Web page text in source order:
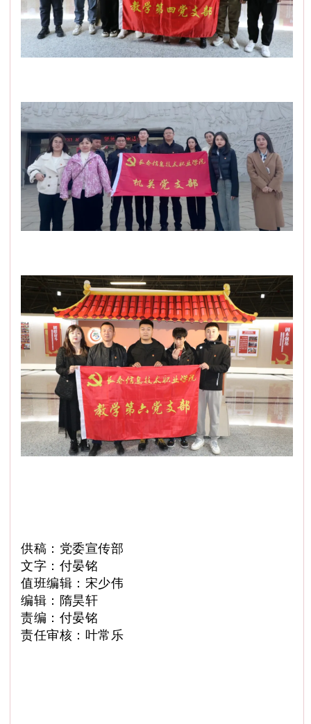
供稿：党委宣传部
文字：付晏铭
值班编辑：宋少伟
编辑：隋昊轩
责编：付晏铭
责任审核：叶常乐